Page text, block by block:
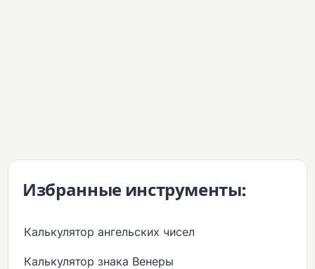
Избранные инструменты:
Калькулятор ангельских чисел
Калькулятор знака Венеры